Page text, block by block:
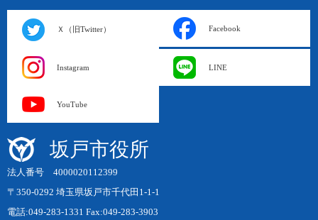
Ｘ（旧Twitter） Facebook
Instagram LINE
YouTube
坂戸市役所
法人番号 4000020112399
〒350-0292 埼玉県坂戸市千代田1-1-1
電話:049-283-1331 Fax:049-283-3903